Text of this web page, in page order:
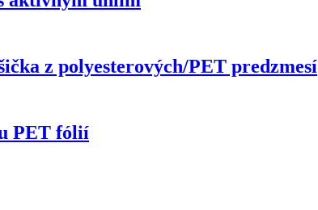
z polyesterových/PET predzmesí
PET fólií